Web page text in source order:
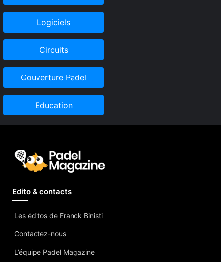
Logiciels
Circuits
Couverture Padel
Education
Edito & contacts
Les éditos de Franck Binisti
Contactez-nous
L’équipe Padel Magazine